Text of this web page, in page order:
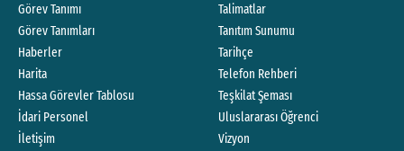
Görev Tanımı
Görev Tanımları
Haberler
Harita
Hassa Görevler Tablosu
İdari Personel
İletişim
Talimatlar
Tanıtım Sunumu
Tarihçe
Telefon Rehberi
Teşkilat Şeması
Uluslararası Öğrenci
Vizyon